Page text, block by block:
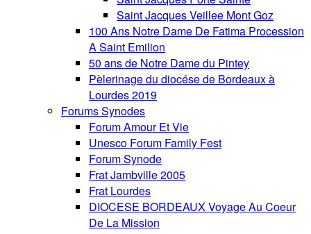
Saint Jacques Veillee Mont Goz
100 Ans Notre Dame De Fatima Procession
A Saint Emilion
50 ans de Notre Dame du Pintey
Pèlerinage du diocése de Bordeaux à
Lourdes 2019
Forums Synodes
Forum Amour Et Vie
Unesco Forum Family Fest
Forum Synode
Frat Jambville 2005
Frat Lourdes
DIOCESE BORDEAUX Voyage Au Coeur
De La Mission